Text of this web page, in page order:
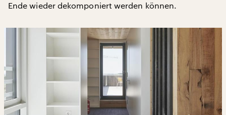
Ende wieder dekomponiert werden können.